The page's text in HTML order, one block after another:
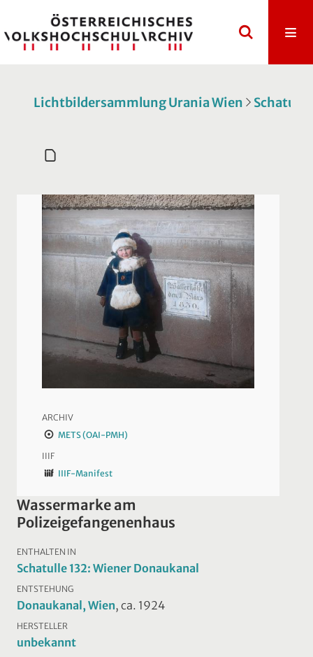
Lichtbildersammlung Urania Wien Schatulle
ARCHIV
METS (OAI-PMH)
IIIF
IIIF-Manifest
Wassermarke am
Polizeigefangenenhaus
ENTHALTEN IN
Schatulle 132: Wiener Donaukanal
ENTSTEHUNG
Donaukanal, Wien, ca. 1924
HERSTELLER
unbekannt